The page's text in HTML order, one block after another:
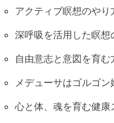
アクティブ瞑想のやり
深呼吸を活用した瞑想
自由意志と意図を育む
メデューサはゴルゴ
心と体、魂を育む健康